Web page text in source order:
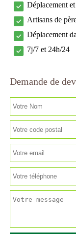
Déplacement
Artisans de
Déplacement
7j/7 et 24h/24
Demande de